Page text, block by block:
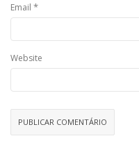
Email *
Website